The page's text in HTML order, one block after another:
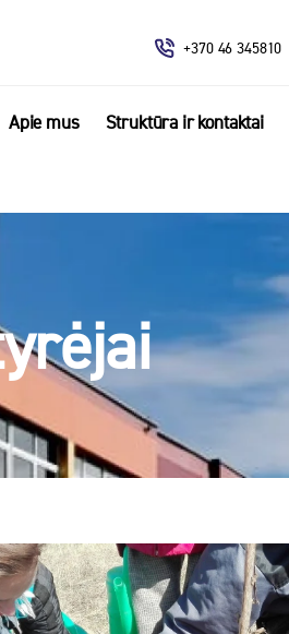
+370 46 345810
Apie mus Struktūra ir kontaktai